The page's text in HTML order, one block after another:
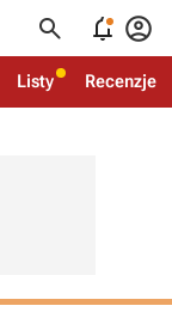
  
Listy Recenzje